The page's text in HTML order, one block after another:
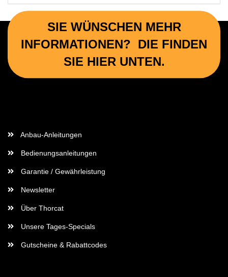
SIE WÜNSCHEN MEHR
INFORMATIONEN? DIE FINDEN
SIE HIER UNTEN.
Anbau-Anleitungen
Bedienungsanleitungen
Garantie / Gewährleistung
Newsletter
Über Thorcat
Unsere Tages-Specials
Gutscheine & Rabattcodes